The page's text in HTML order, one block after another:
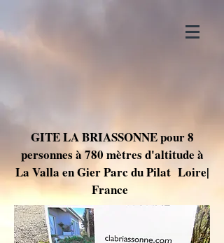
GITE LA BRIASSONNE pour 8
personnes à 780 mètres d'altitude à
La Valla en Gier Parc du Pilat Loire|
France